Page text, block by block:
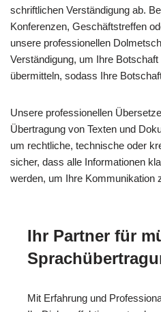
schriftlichen Verständigung ab.
Konferenzen, Geschäftstreffen
unsere professionellen
Verständigung, um Ihre
übermitteln, sodass Ihre
Unsere professionellen
Übertragung von Texten und
um rechtliche, technische oder
sicher, dass alle Informationen
werden, um Ihre Kommunikation
Ihr Partner für
Mit Erfahrung und